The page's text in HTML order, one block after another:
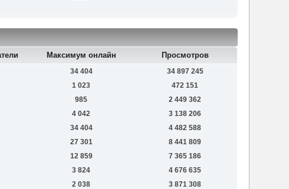
Максимум онлайн Просмотров
34 404
34 897 245
1 023
472 151
985
2 449 362
4 042
3 138 206
34 404
4 482 588
27 301
8 441 809
12 859
7 365 186
3 824
4 676 635
2 038
3 871 308